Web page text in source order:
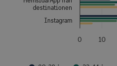
destinationen
Instagram
0 10